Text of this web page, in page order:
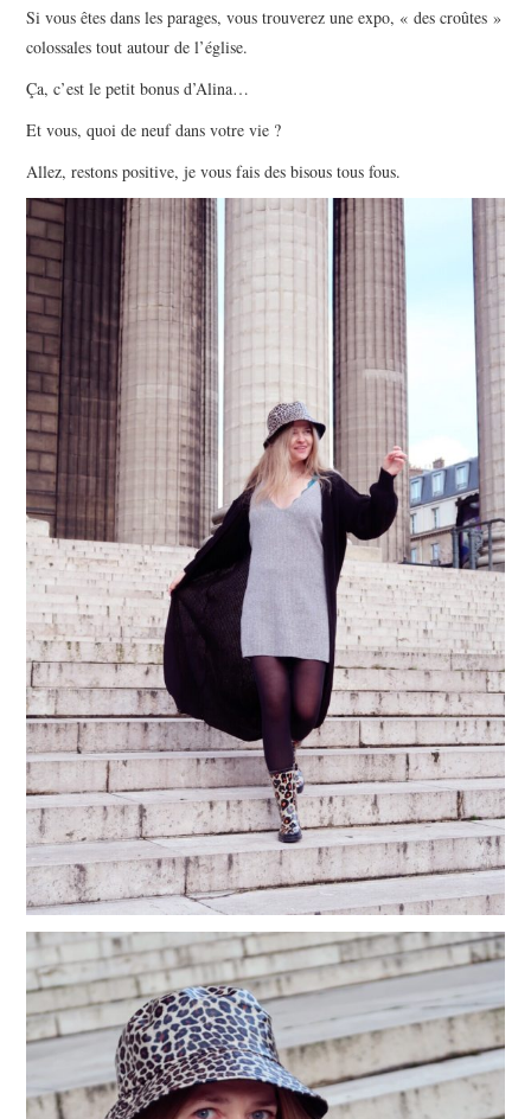
Si vous êtes dans les parages, vous trouverez une expo, « des croûtes »
colossales tout autour de l’église.
Ça, c’est le petit bonus d’Alina…
Et vous, quoi de neuf dans votre vie ?
Allez, restons positive, je vous fais des bisous tous fous.